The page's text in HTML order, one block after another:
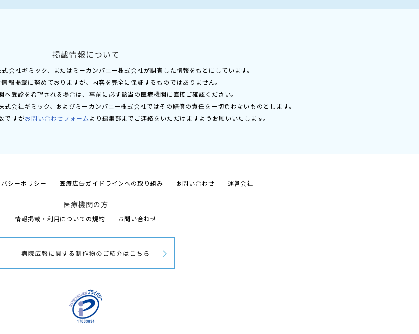
掲載情報について
会社ギミック、またはミーカンパニー株式会社が調査した情報をもとにしています。
報掲載に努めておりますが、内容を完全に保証するものではありません。
へ受診を希望される場合は、事前に必ず該当の医療機関に直接ご確認ください。
会社ギミック、およびミーカンパニー株式会社ではその賠償の責任を一切負わないものとします。
ですがお問い合わせフォームより編集部までご連絡をいただけますようお願いいたします。
シーポリシー 医療広告ガイドラインへの取り組み お問い合わせ 運営会社
医療機関の方
情報掲載・利用についての規約 お問い合わせ